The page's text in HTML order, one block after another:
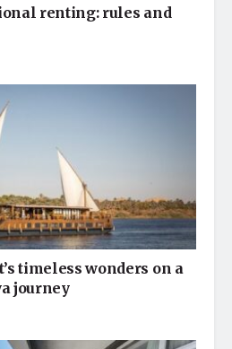
renting: rules and
timeless wonders on a
journey